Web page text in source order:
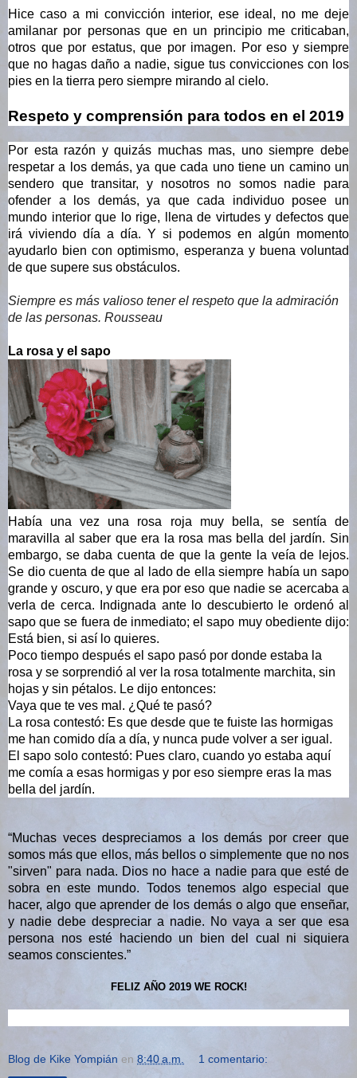
Hice caso a mi convicción interior, ese ideal, no me deje
amilanar por personas que en un principio me criticaban,
otros que por estatus, que por imagen. Por eso y siempre
que no hagas daño a nadie, sigue tus convicciones con los
pies en la tierra pero siempre mirando al cielo.
Respeto y comprensión para todos en el 2019
Por esta razón y quizás muchas mas, uno siempre debe
respetar a los demás, ya que cada uno tiene un camino un
sendero que transitar, y nosotros no somos nadie para
ofender a los demás, ya que cada individuo posee un
mundo interior que lo rige, llena de virtudes y defectos que
irá viviendo día a día. Y si podemos en algún momento
ayudarlo bien con optimismo, esperanza y buena voluntad
de que supere sus obstáculos.
Siempre es más valioso tener el respeto que la admiración
de las personas. Rousseau
La rosa y el sapo
Había una vez una rosa roja muy bella, se sentía de
maravilla al saber que era la rosa mas bella del jardín. Sin
embargo, se daba cuenta de que la gente la veía de lejos.
Se dio cuenta de que al lado de ella siempre había un sapo
grande y oscuro, y que era por eso que nadie se acercaba a
verla de cerca. Indignada ante lo descubierto le ordenó al
sapo que se fuera de inmediato; el sapo muy obediente dijo:
Está bien, si así lo quieres.
Poco tiempo después el sapo pasó por donde estaba la
rosa y se sorprendió al ver la rosa totalmente marchita, sin
hojas y sin pétalos. Le dijo entonces:
Vaya que te ves mal. ¿Qué te pasó?
La rosa contestó: Es que desde que te fuiste las hormigas
me han comido día a día, y nunca pude volver a ser igual.
El sapo solo contestó: Pues claro, cuando yo estaba aquí
me comía a esas hormigas y por eso siempre eras la mas
bella del jardín.
“Muchas veces despreciamos a los demás por creer que
somos más que ellos, más bellos o simplemente que no nos
"sirven" para nada. Dios no hace a nadie para que esté de
sobra en este mundo. Todos tenemos algo especial que
hacer, algo que aprender de los demás o algo que enseñar,
y nadie debe despreciar a nadie. No vaya a ser que esa
persona nos esté haciendo un bien del cual ni siquiera
seamos conscientes.”
FELIZ AÑO 2019 WE ROCK!
Blog de Kike Yompián en 8:40 a.m. 1 comentario: